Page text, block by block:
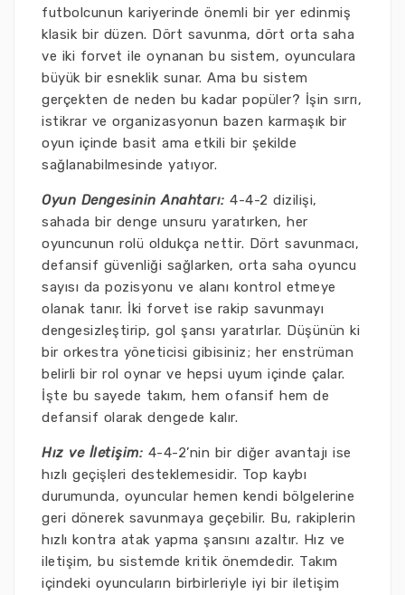
futbolcunun kariyerinde önemli bir yer edinmiş
klasik bir düzen. Dört savunma, dört orta saha
ve iki forvet ile oynanan bu sistem, oyunculara
büyük bir esneklik sunar. Ama bu sistem
gerçekten de neden bu kadar popüler? İşin sırrı,
istikrar ve organizasyonun bazen karmaşık bir
oyun içinde basit ama etkili bir şekilde
sağlanabilmesinde yatıyor.
Oyun Dengesinin Anahtarı: 4-4-2 dizilişi,
sahada bir denge unsuru yaratırken, her
oyuncunun rolü oldukça nettir. Dört savunmacı,
defansif güvenliği sağlarken, orta saha oyuncu
sayısı da pozisyonu ve alanı kontrol etmeye
olanak tanır. İki forvet ise rakip savunmayı
dengesizleştirip, gol şansı yaratırlar. Düşünün ki
bir orkestra yöneticisi gibisiniz; her enstrüman
belirli bir rol oynar ve hepsi uyum içinde çalar.
İşte bu sayede takım, hem ofansif hem de
defansif olarak dengede kalır.
Hız ve İletişim: 4-4-2’nin bir diğer avantajı ise
hızlı geçişleri desteklemesidir. Top kaybı
durumunda, oyuncular hemen kendi bölgelerine
geri dönerek savunmaya geçebilir. Bu, rakiplerin
hızlı kontra atak yapma şansını azaltır. Hız ve
iletişim, bu sistemde kritik önemdedir. Takım
içindeki oyuncuların birbirleriyle iyi bir iletişim